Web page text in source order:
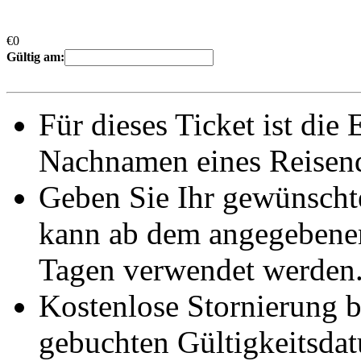
€0
Gültig am:
Für dieses Ticket ist die
Nachnamen eines
Geben Sie Ihr
kann ab dem
Tagen verwendet
Kostenlose Stornierung
gebuchten